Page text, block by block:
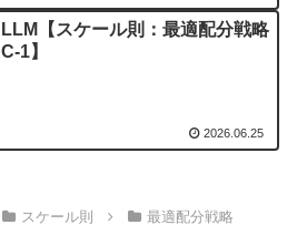
LLM【スケール則：最適配分戦略
C-1】
2026.06.25
スケール則 最適配分戦略